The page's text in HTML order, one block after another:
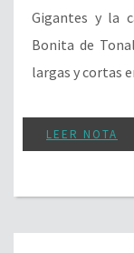
Gigantes y la
Bonita de
largas y cortas
LEER NOTA